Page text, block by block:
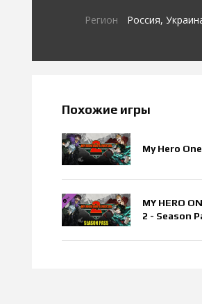
Регион Россия,
Похожие игры
My Hero
MY HERO
2 - Season